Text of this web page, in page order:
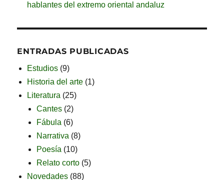
hablantes del extremo oriental andaluz
ENTRADAS PUBLICADAS
Estudios(9)
Historia del arte(1)
Literatura (25)
Cantes (2)
Fábula (6)
Narrativa (8)
Poesía (10)
Relato corto (5)
Novedades(88)